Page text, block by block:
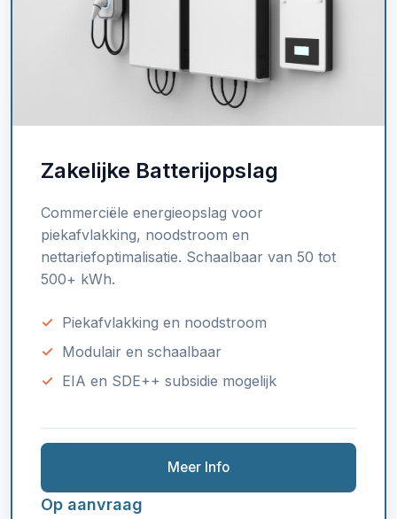
Zakelijke Batterijopslag
Commerciële energieopslag voor
piekafvlakking, noodstroom en
nettariefoptimalisatie. Schaalbaar van 50 tot
500+ kWh.
Piekafvlakking en noodstroom
Modulair en schaalbaar
EIA en SDE++ subsidie mogelijk
Meer Info
Op aanvraag